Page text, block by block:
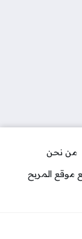
من نحن
جوجل أدسنس بنسبة 85% مع موقع المربح